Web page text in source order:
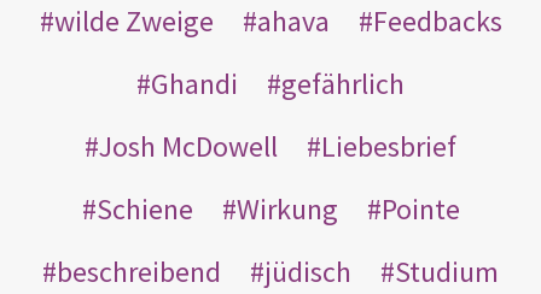
wilde Zweige
ahava
Feedbacks
Ghandi
gefährlich
Josh McDowell
Liebesbrief
Schiene
Wirkung
Pointe
beschreibend
jüdisch Studium